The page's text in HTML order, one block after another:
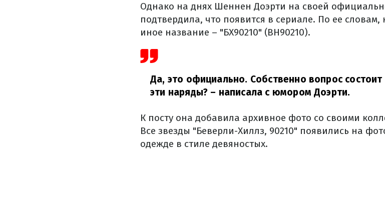
Однако на днях Шеннен Доэрти на своей
подтвердила, что появится в сериале. По ее
иное название – "БХ90210" (BH90210).
Да, это официально. Собственно вопрос
эти наряды? – написала с юмором Доэрти.
К посту она добавила архивное фото со своими
Все звезды "Беверли-Хиллз, 90210" появились на
одежде в стиле девяностых.